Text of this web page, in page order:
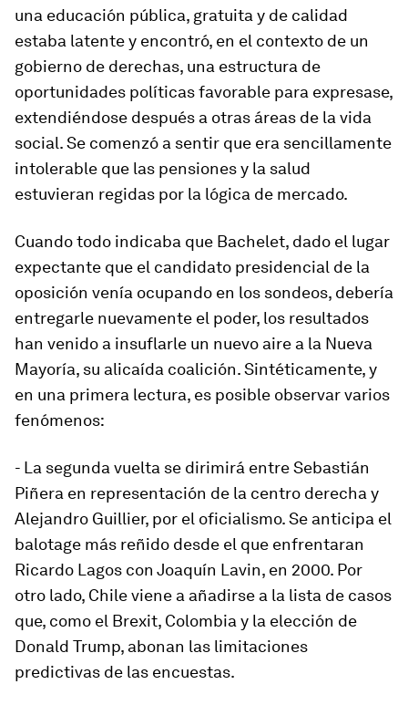
una educación pública, gratuita y de calidad
estaba latente y encontró, en el contexto de un
gobierno de derechas, una estructura de
oportunidades políticas favorable para expresase,
extendiéndose después a otras áreas de la vida
social. Se comenzó a sentir que era sencillamente
intolerable que las pensiones y la salud
estuvieran regidas por la lógica de mercado.
Cuando todo indicaba que Bachelet, dado el lugar
expectante que el candidato presidencial de la
oposición venía ocupando en los sondeos, debería
entregarle nuevamente el poder, los resultados
han venido a insuflarle un nuevo aire a la Nueva
Mayoría, su alicaída coalición. Sintéticamente, y
en una primera lectura, es posible observar varios
fenómenos:
- La segunda vuelta se dirimirá entre Sebastián
Piñera en representación de la centro derecha y
Alejandro Guillier, por el oficialismo. Se anticipa el
balotage más reñido desde el que enfrentaran
Ricardo Lagos con Joaquín Lavin, en 2000. Por
otro lado, Chile viene a añadirse a la lista de casos
que, como el Brexit, Colombia y la elección de
Donald Trump, abonan las limitaciones
predictivas de las encuestas.